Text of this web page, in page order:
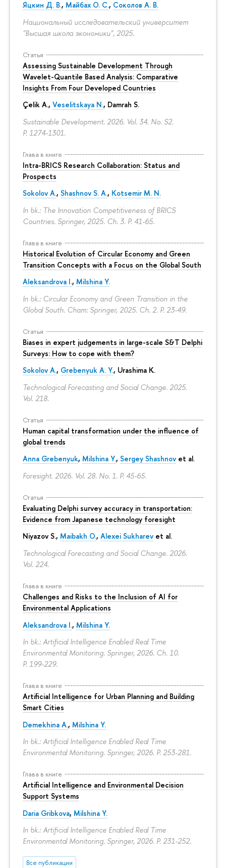
Яцкин Д. В., Майбах О. С., Соколов А. В.
Национальный исследовательский университет
"Высшая школа экономики", 2025.
Статья
Assessing Sustainable Development Through
Wavelet-Quantile Based Analysis: Comparative
Insights From Four Developed Countries
Çelik A., Veselitskaya N., Damrah S.
Sustainable Development. 2026. Vol. 34. No. S2.
P. 1274-1301.
Глава в книге
Intra-BRICS Research Collaboration: Status and
Prospects
Sokolov A., Shashnov S. A., Kotsemir M. N.
In bk.: The Innovation Competitiveness of BRICS
Countries. Springer, 2025. Ch. 3. P. 41-65.
Глава в книге
Historical Evolution of Circular Economy and Green
Transition Concepts with a Focus on the Global South
Aleksandrova I., Milshina Y.
In bk.: Circular Economy and Green Transition in the
Global South. Cham: Springer, 2025. Ch. 2. P. 23-49.
Статья
Biases in expert judgements in large-scale S&T Delphi
Surveys: How to cope with them?
Sokolov A., Grebenyuk A. Y., Urashima K.
Technological Forecasting and Social Change. 2025.
Vol. 218.
Статья
Human capital transformation under the influence of
global trends
Anna Grebenyuk, Milshina Y., Sergey Shashnov et al.
Foresight. 2026. Vol. 28. No. 1. P. 45-65.
Статья
Evaluating Delphi survey accuracy in transportation:
Evidence from Japanese technology foresight
Niyazov S., Maibakh O., Alexei Sukharev et al.
Technological Forecasting and Social Change. 2026.
Vol. 224.
Глава в книге
Challenges and Risks to the Inclusion of AI for
Environmental Applications
Aleksandrova I., Milshina Y.
In bk.: Artificial Intelligence Enabled Real Time
Environmental Monitoring. Springer, 2026. Ch. 10.
P. 199-229.
Глава в книге
Artificial Intelligence for Urban Planning and Building
Smart Cities
Demekhina A., Milshina Y.
In bk.: Artificial Intelligence Enabled Real Time
Environmental Monitoring. Springer, 2026. P. 253-281.
Глава в книге
Artificial Intelligence and Environmental Decision
Support Systems
Daria Gribkova, Milshina Y.
In bk.: Artificial Intelligence Enabled Real Time
Environmental Monitoring. Springer, 2026. P. 231-252.
Все публикации